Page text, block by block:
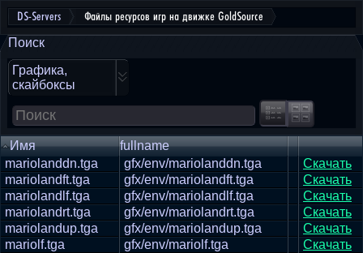
DS-Servers Файлы ресурсов игр на движке GoldSource
Поиск
Графика,
скайбоксы
Имя
fullname
mariolanddn.tga
gfx/env/mariolanddn.tga
Скачать
mariolandft.tga
gfx/env/mariolandft.tga
Скачать
mariolandlf.tga
gfx/env/mariolandlf.tga
Скачать
mariolandrt.tga
gfx/env/mariolandrt.tga
Скачать
mariolandup.tga
gfx/env/mariolandup.tga
Скачать
mariolf.tga
gfx/env/mariolf.tga
Скачать